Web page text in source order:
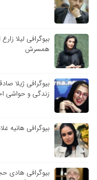
بیوگرافی لیلا
همسرش
بیوگرافی ژیلا
زندگی و حواشی
بیوگرافی هانیه
بیوگرافی هادی